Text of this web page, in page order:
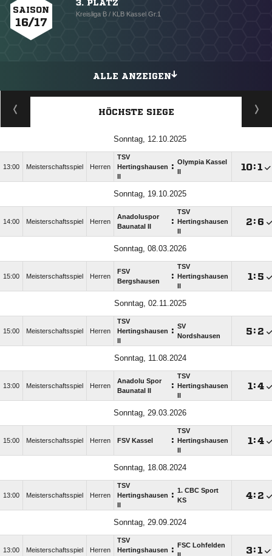
SAISON
16/17
3. PLATZ
Kreisliga B / KLB Kassel Gr.1
ALLE ANZEIGEN
HÖCHSTE SIEGE
Sonntag, 12.10.2025
13:00 Meisterschaftsspiel Herren
TSV
Hertingshausen : Olympia Kassel
:
Sonntag, 19.10.2025
14:00 Meisterschaftsspiel Herren
Anadoluspor
Baunatal II
:
TSV
Hertingshausen
: 
Sonntag, 08.03.2026
15:00 Meisterschaftsspiel Herren
FSV
Bergshausen
:
TSV
Hertingshausen
: 
Sonntag, 02.11.2025
15:00 Meisterschaftsspiel Herren
TSV
Hertingshausen : SV
Nordshausen
: 
Sonntag, 11.08.2024
13:00 Meisterschaftsspiel Herren
Anadolu Spor
Baunatal II
:
TSV
Hertingshausen
:
Sonntag, 29.03.2026
15:00 Meisterschaftsspiel Herren FSV Kassel :
TSV
Hertingshausen
:
Sonntag, 18.08.2024
13:00 Meisterschaftsspiel Herren
TSV
Hertingshausen : 1. CBC Sport
KS
: 
Sonntag, 29.09.2024
13:00 Meisterschaftsspiel Herren
TSV
Hertingshausen :
FSC Lohfelden
: